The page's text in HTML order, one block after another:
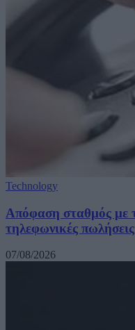
Technology
Απόφαση σταθμός με
τηλεφωνικές πωλήσεις
07/08/2026